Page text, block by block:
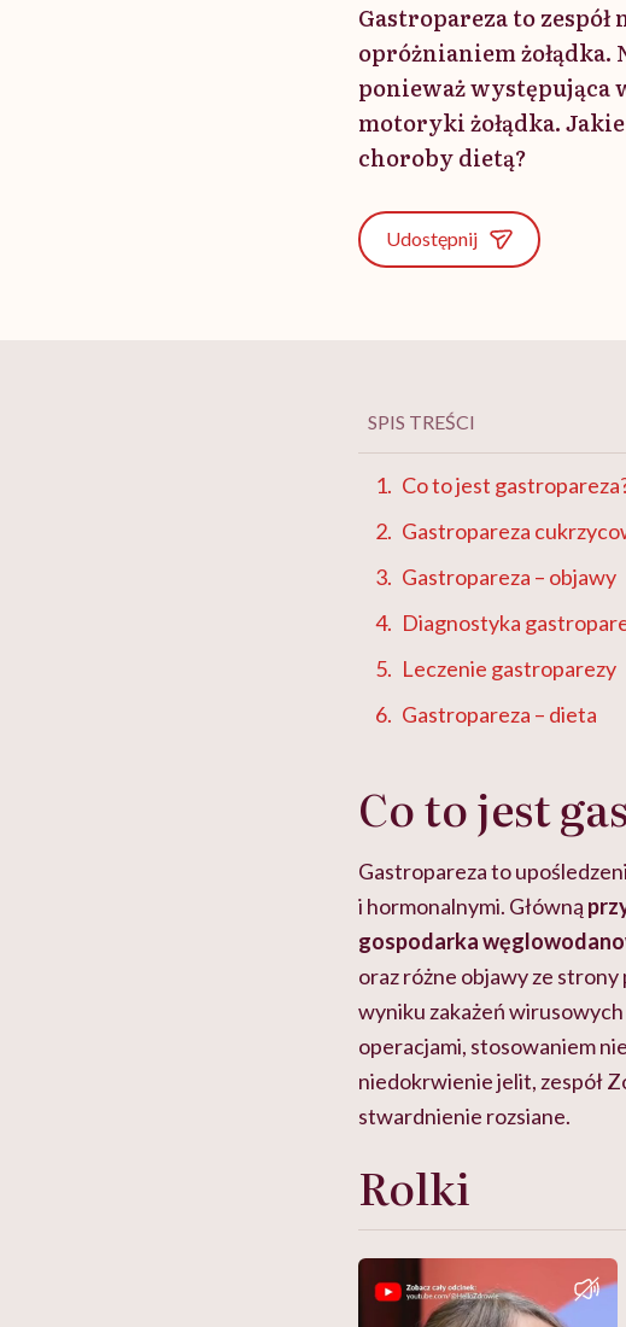
Gastropareza to
opróżnianiem
ponieważ
motoryki żołądka.
choroby dietą?
Udostępnij
SPIS TREŚCI
Co to jest
Gastropareza
Gastropareza – objawy
Diagnostyka
Leczenie gastroparezy
Gastropareza – dieta
Co to jest
Gastropareza to
i hormonalnymi. Główną
gospodarka
oraz różne objawy ze
wyniku zakażeń
operacjami, stosowaniem
niedokrwienie jelit, zespół
stwardnienie rozsiane.
Rolki